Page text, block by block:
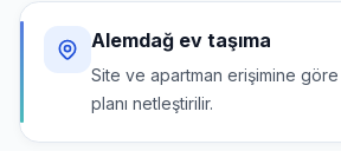
Alemdağ ev taşıma
Site ve apartman erişimine
planı netleştirilir.